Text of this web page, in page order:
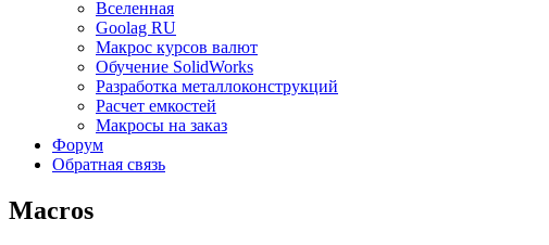
Вселенная
Goolag RU
Макрос курсов валют
Обучение SolidWorks
Разработка металлоконструкций
Расчет емкостей
Макросы на заказ
Форум
Обратная связь
Macros